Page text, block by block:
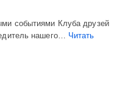
событиями Клуба друзей
нашего… Читать